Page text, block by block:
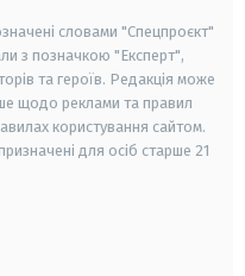
словами "Спецпроєкт"
з позначкою "Експерт",
та героїв. Редакція може
щодо реклами та правил
користування сайтом.
для осіб старше 21